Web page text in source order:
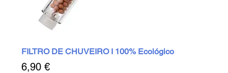
FILTRO DE CHUVEIRO I 100% Ecológico
Preço
6,90 €